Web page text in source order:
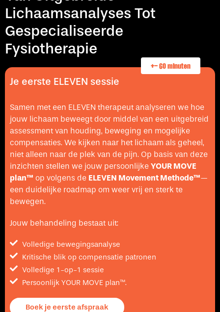
Lichaamsanalyses Tot
Gespecialiseerde
Fysiotherapie
+- 60 minuten
Je eerste ELEVEN sessie
Samen met een ELEVEN therapeut analyseren we hoe
jouw lichaam beweegt door middel van een uitgebreid
assessment van houding, beweging en mogelijke
compensaties. We kijken naar het lichaam als geheel,
niet alleen naar de plek van de pijn. Op basis van deze
inzichten stellen we jouw persoonlijke YOUR MOVE
plan™ op volgens de ELEVEN Movement Methode™—
een duidelijke roadmap om weer vrij en sterk te
bewegen.
Jouw behandeling bestaat uit:
Volledige bewegingsanalyse
Kritische blik op compensatie patronen
Volledige 1-op-1 sessie
Persoonlijk YOUR MOVE plan™.
Boek je eerste afspraak